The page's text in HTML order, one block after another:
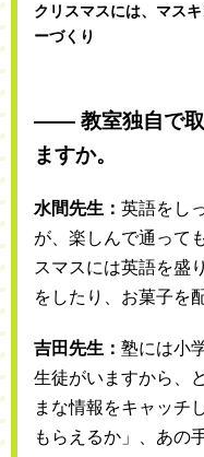
クリスマスには、マス
ーづくり
―― 教室独自で取
ますか。
水間先生： 英語をし
が、楽しんで通って
スマスには英語を盛
をしたり、お菓子を
吉田先生： 塾には小
生徒がいますから、
まな情報をキャッチ
もらえるか」、あの